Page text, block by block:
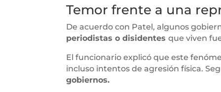
Temor frente a una
De acuerdo con Patel, algunos
periodistas o disidentesque viven
El funcionario explicó que este
incluso intentos de agresión física.
gobiernos.